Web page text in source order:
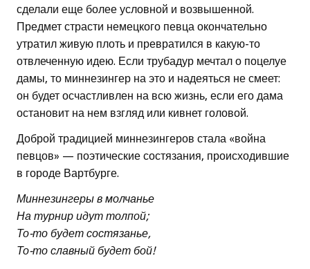
сделали еще более условной и возвышенной.
Предмет страсти немецкого певца окончательно
утратил живую плоть и превратился в какую-то
отвлеченную идею. Если трубадур мечтал о поцелуе
дамы, то миннезингер на это и надеяться не смеет:
он будет осчастливлен на всю жизнь, если его дама
остановит на нем взгляд или кивнет головой.
Доброй традицией миннезингеров стала «война
певцов» — поэтические состязания, происходившие
в городе Вартбурге.
Миннезингеры в молчанье
На турнир идут толпой;
То-то будет состязанье,
То-то славный будет бой!